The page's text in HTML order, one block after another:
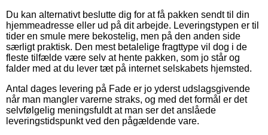
Du kan alternativt beslutte dig for at få pakken sendt til din
hjemmeadresse eller ud på dit arbejde. Leveringstypen er til
tider en smule mere bekostelig, men på den anden side
særligt praktisk. Den mest betalelige fragttype vil dog i de
fleste tilfælde være selv at hente pakken, som jo står og
falder med at du lever tæt på internet selskabets hjemsted.
Antal dages levering på Fade er jo yderst udslagsgivende
når man mangler varerne straks, og med det formål er det
selvfølgelig meningsfuldt at man ser det anslåede
leveringstidspunkt ved den pågældende vare.